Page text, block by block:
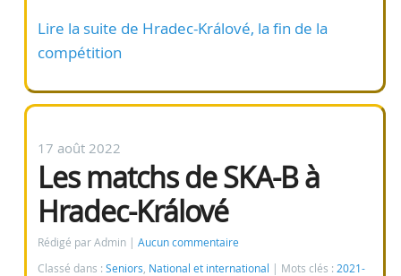
Lire la suite de Hradec-Králové, la fin de la
compétition
17 août 2022
Les matchs de SKA-B à
Hradec-Králové
Rédigé par Admin
Aucun commentaire
Classé dans : Seniors National et international Mots clés : 2021-